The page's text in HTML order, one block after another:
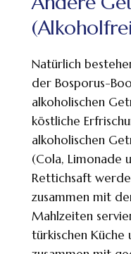
Natürlich
der Bosporus-
alkoholischen
köstliche
alkoholischen
(Cola, Limonade
Rettichsaft
zusammen mit
Mahlzeiten
türkischen